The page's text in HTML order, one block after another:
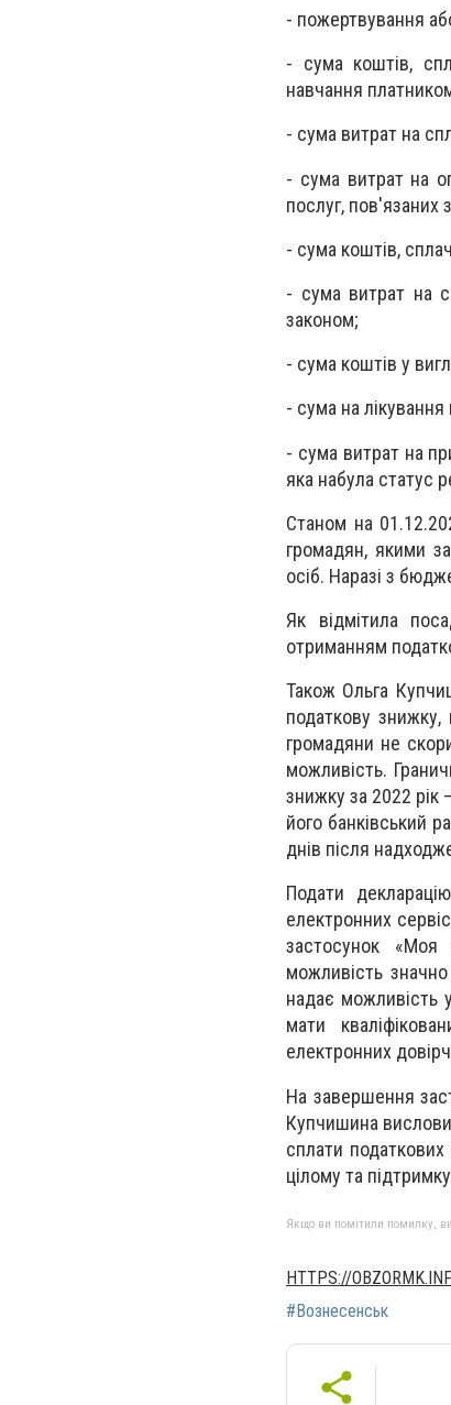
- пожертвування
- сума коштів,
навчання
- сума витрат на
- сума витрат на
послуг, пов'язаних
- сума коштів,
- сума витрат на
законом;
- сума коштів у
- сума на лікування
- сума витрат на
яка набула статус
Станом на
громадян, якими
осіб. Наразі з
Як відмітила
отриманням
Також Ольга
податкову
громадяни не
можливість.
знижку за 2022 рік
його банківський
днів після
Подати
електронних
застосунок «Моя
можливість
надає можливість
мати
електронних
На завершення
Купчишина
сплати
цілому та
Якщо ви помітили помилку,
HTTPS://
#Вознесенськ